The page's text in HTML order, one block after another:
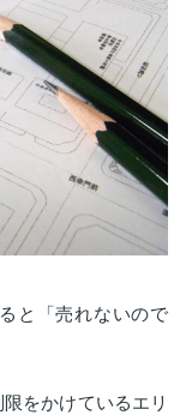
と「売れないので
をかけているエリ